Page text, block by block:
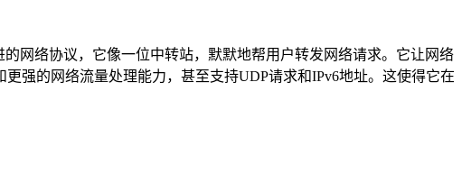
网络协议，它像一位中转站，默默地帮用户转发网络请求。它让网络
强的网络流量处理能力，甚至支持UDP请求和IPv6地址。这使得它在